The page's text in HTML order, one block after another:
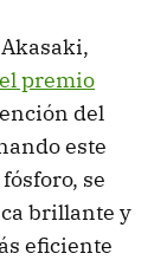
el premio
del
este
se
brillante y
eficiente